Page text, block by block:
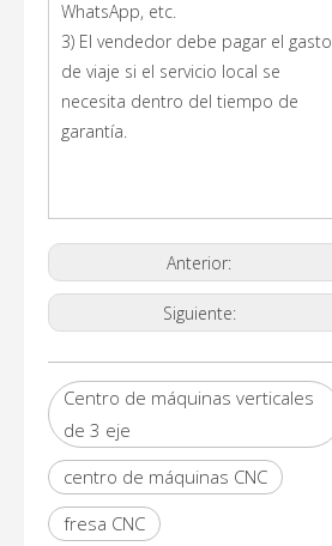
WhatsApp, etc.
3) El vendedor debe pagar el gasto
de viaje si el servicio local se
necesita dentro del tiempo de
garantía.
Anterior:
Siguiente:
Centro de máquinas verticales
de 3 eje
centro de máquinas CNC
fresa CNC